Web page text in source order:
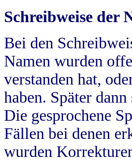
Schreibweise der
Bei den
Namen wurden
verstanden hat,
haben. Später
Die gesprochene
Fällen bei denen
wurden